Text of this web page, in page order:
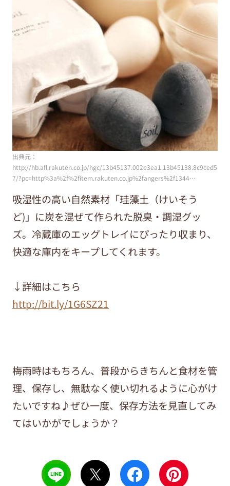
出典元：
http://hb.afl.rakuten.co.jp/hgc/13b45137.002e3ea1.13b45138.8c9ced5
7/?pc=http%3a%2f%2fitem.rakuten.co.jp%2fangers%2f1344…
吸湿性の高い自然素材「珪藻土（けいそう
ど)」に炭を混ぜて作られた脱臭・調湿グッ
ズ。冷蔵庫のエッグトレイにぴったり収まり、
快適な庫内をキープしてくれます。
↓詳細はこちら
http://bit.ly/1G6SZ21
梅雨時はもちろん、普段からきちんと食材を管
理、保存し、無駄なく使い切れるように心がけ
たいですね♪ぜひ一度、保存方法を見直してみ
てはいかがでしょうか？